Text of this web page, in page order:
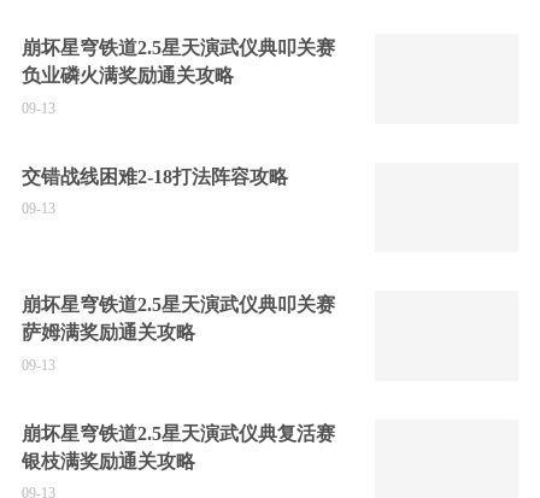
崩坏星穹铁道2.5星天演武仪典叩关赛
负业磷火满奖励通关攻略
09-13
交错战线困难2-18打法阵容攻略
09-13
崩坏星穹铁道2.5星天演武仪典叩关赛
萨姆满奖励通关攻略
09-13
崩坏星穹铁道2.5星天演武仪典复活赛
银枝满奖励通关攻略
09-13